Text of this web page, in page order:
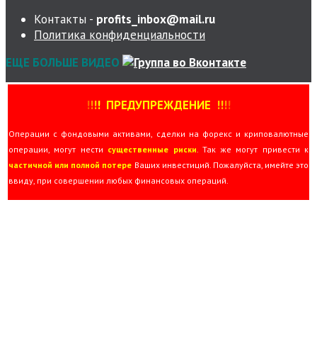
Контакты - profits_inbox@mail.ru
Политика конфиденциальности
ЕЩЕ БОЛЬШЕ ВИДЕО
!!!! ПРЕДУПРЕЖДЕНИЕ !!!!
Операции с фондовыми активами, сделки на форекс и криповалютные
операции, могут нести существенные риски . Так же могут привести к
частичной или полной потере Ваших инвестиций. Пожалуйста, имейте это
ввиду, при совершении любых финансовых операций.